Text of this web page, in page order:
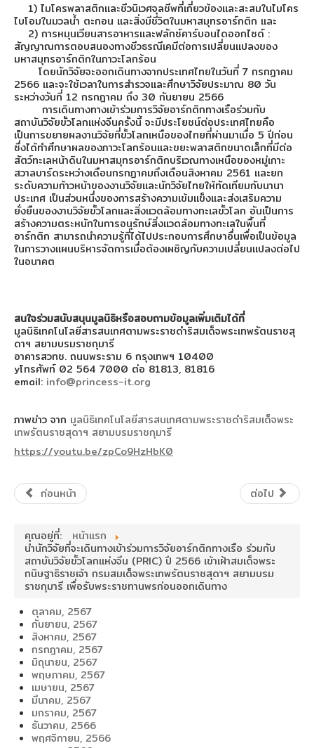
1) ไมโครพลาสติกและชีวนิเวศจุลชีพที่เกี่ยวข้องและสะสมในไมโคร
ไบโอมในมวลน้ำ ตะกอน และสิ่งมีชีวิตในมหาสมุทรอาร์กติก และ
2) การหมุนเวียนสารอาหารและฟลักซ์คาร์บอนไดออกไซด์ :
สัญญาณการตอบสนองทางชีวธรณีเคมีต่อการเปลี่ยนแปลงของ
มหาสมุทรอาร์กติกในภาวะโลกร้อน
โดยนักวิจัยจะออกเดินทางจากประเทศไทยในวันที่ 7 กรกฎาคม
2566 และจะใช้เวลาในการสำรวจและศึกษาวิจัยประมาณ 80 วัน
ระหว่างวันที่ 12 กรกฎาคม ถึง 30 กันยายน 2566
การเดินทางทางเข้าร่วมการวิจัยอาร์กติกทางเรือร่วมกับ
สถาบันวิจัยขั้วโลกแห่งจีนครั้งนี้ จะมีประโยชน์ต่อประเทศไทยคือ
เป็นการขยายผลงานวิจัยที่ขั้วโลกเหนือของไทยที่ผ่านมาเมื่อ 5 ปีก่อน
ซึ่งได้ทำศึกษาผลของภาวะโลกร้อนและขยะพลาสติกขนาดเล็กที่มีต่อ
สัตว์ทะเลหน้าดินในมหาสมุทรอาร์กติกบริเวณทางเหนือของหมู่เกาะ
สวาลบาร์ดระหว่างเดือนกรกฏาคมถึงเดือนสิงหาคม 2561 และยก
ระดับความก้าวหน้าของงานวิจัยและนักวิจัยไทยให้ทัดเทียมกับนานา
ประเทศ เป็นส่วนหนึ่งของการสร้างความเข้มแข็งและส่งเสริมความ
ยั่งยืนของงานวิจัยขั้วโลกและสิ่งแวดล้อมทางทะเลขั้วโลก อันเป็นการ
สร้างความตระหนักในการอนุรักษ์สิ่งแวดล้อมทางทะเลในพื้นที่
อาร์กติก สามารถนำความรู้ที่ได้ไปประกอบการศึกษาอื่นเพื่อเป็นข้อมูล
ในการวางแผนบริหารจัดการเมื่อต้องเผชิญกับความเปลี่ยนแปลงต่อไป
ในอนาคต
สนใจร่วมสนับสนุนมูลนิธิหรือสอบถามข้อมูลเพิ่มเติมได้ที่
มูลนิธิเทคโนโลยีสารสนเทศตามพระราชดำริสมเด็จพระเทพรัตนราชสุ
ดาฯ สยามบรมราชกุมารี
อาคารสวทช. ถนนพระราม 6 กรุงเทพฯ 10400
yโทรศัพท์ 02 564 7000 ต่อ 81813, 81816
email: info@princess-it.org
ภาพข่าว จาก มูลนิธิเทคโนโลยีสารสนเทศตามพระราชดำริสมเด็จพระ
เทพรัตนราชสุดาฯ สยามบรมราชกุมารี
https://youtu.be/zpCo9HzHbK0
ก่อนหน้า ต่อไป
คุณอยู่ที่:
หน้าแรก
นำนักวิจัยที่จะเดินทางเข้าร่วมการวิจัยอาร์กติกทางเรือ ร่วมกับ
สถาบันวิจัยขั้วโลกแห่งจีน (PRIC) ปี 2566 เข้าเฝ้าสมเด็จพระ
กนิษฐาธิราชเจ้า กรมสมเด็จพระเทพรัตนราชสุดาฯ สยามบรม
ราชกุมารี เพื่อรับพระราชทานพรก่อนออกเดินทาง
ตุลาคม, 2567
กันยายน, 2567
สิงหาคม, 2567
กรกฎาคม, 2567
มิถุนายน, 2567
พฤษภาคม, 2567
เมษายน, 2567
มีนาคม, 2567
มกราคม, 2567
ธันวาคม, 2566
พฤศจิกายน, 2566